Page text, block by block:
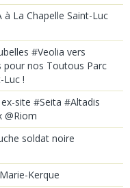
à La Chapelle Saint-Luc
#Veolia vers
pour nos Toutous Parc
Luc !
site #Seita #Altadis
@Riom
soldat noire
Kerque